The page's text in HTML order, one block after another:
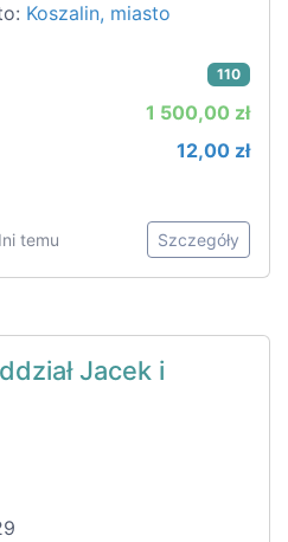
Koszalin, miasto
110
1 500,00 zł
12,00 zł
temu Szczegóły
Jacek i